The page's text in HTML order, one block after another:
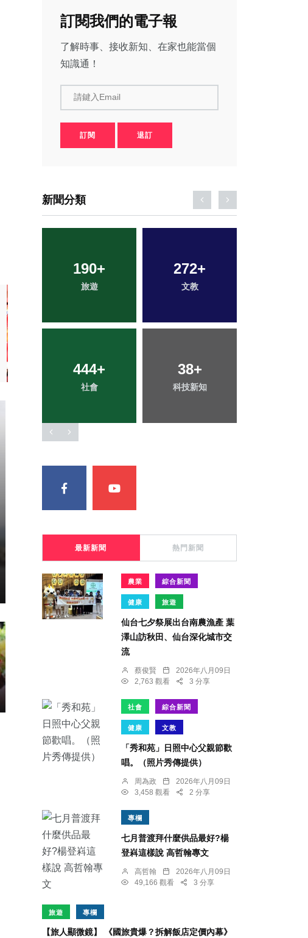
訂閱我們的電子報
了解時事、接收新知、在家也能當個
知識通！
請鍵入Email
訂閱 退訂
新聞分類
190+
旅遊
272+
文教
444+
社會
38+
科技新知
833+
綜合新聞
60+
頭條
238+
健康
2+
大陸
最新新聞 熱門新聞
農業 綜合新聞
健康 旅遊
仙台七夕祭展出台南農漁產 葉
澤山訪秋田、仙台深化城市交
流
蔡俊賢
2026年八月09日
2,763 觀看
3 分享
社會 綜合新聞
健康 文教
「秀和苑」日照中心父親節歡
唱。（照片秀傳提供）
周為政
2026年八月09日
3,458 觀看
2 分享
專欄
七月普渡拜什麼供品最好?楊
登嵙這樣說 高哲翰專文
高哲翰
2026年八月09日
49,166 觀看
3 分享
旅遊 專欄
【旅人顯微鏡】 《國旅貴爆？拆解飯店定價內幕》